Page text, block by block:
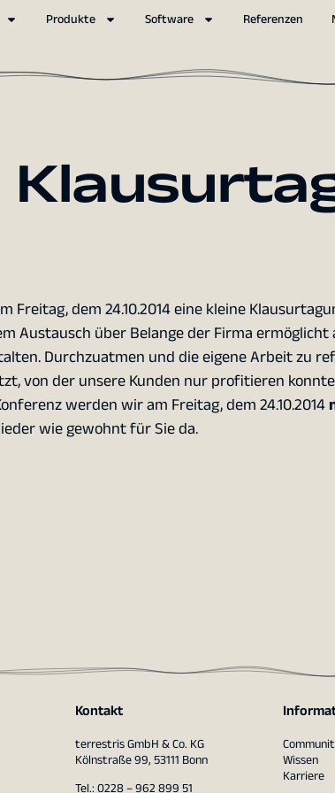
Produkte Software Referenzen
Freitag, dem 24.10.2014 eine kleine
Austausch über Belange der Firma
Durchzuatmen und die eigene Arbeit zu
von der unsere Kunden nur profitieren
werden wir am Freitag, dem 24.10.2014
wie gewohnt für Sie da.
Kontakt
terrestris GmbH & Co. KG
Kölnstraße 99, 53111 Bonn
Tel.: 0228 – 962 899 51
Wissen
Karriere